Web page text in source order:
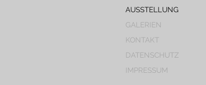
AUSSTELLUNG
GALERIEN
KONTAKT
DATENSCHUTZ
IMPRESSUM